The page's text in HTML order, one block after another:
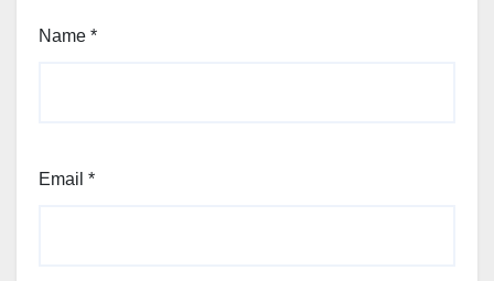
Name *
Email *